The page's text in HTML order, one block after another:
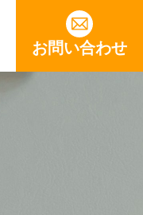
お問い合わせ